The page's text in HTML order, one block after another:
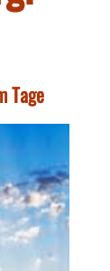
Tage